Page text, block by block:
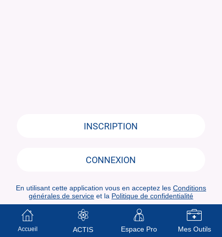
INSCRIPTION
CONNEXION
En utilisant cette application vous en acceptez les Conditions
générales de service et la Politique de confidentialité
Accueil ACTIS Espace Pro Mes Outils